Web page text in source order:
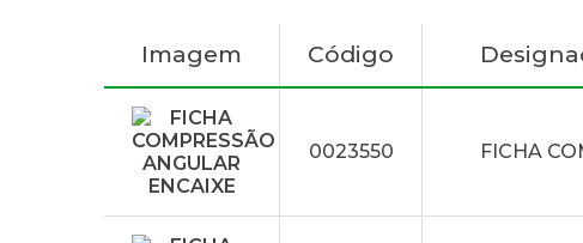
Imagem Código
0023550 FICHA